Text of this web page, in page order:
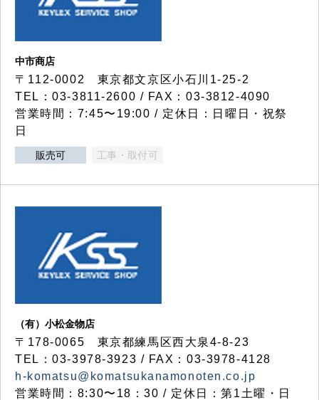
中市商店
〒112-0002 東京都文京区小石川1-25-2
TEL：03-3811-2600 / FAX：03-3812-4090
営業時間：7:45〜19:00 / 定休日：日曜日・祝祭
日
販売可 工事・取付可
（有）小松金物店
〒178-0065 東京都練馬区西大泉4-8-23
TEL：03-3978-3923 / FAX：03-3978-4128
h-komatsu@komatsukanamonoten.co.jp
営業時間：8:30〜18：30 / 定休日：第1土曜・日